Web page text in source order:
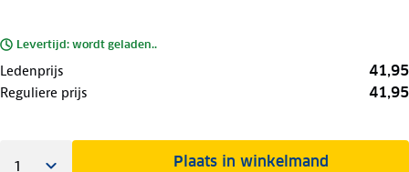
Levertijd: wordt geladen..
Ledenprijs 41,95
Reguliere prijs 41,95
Plaats in winkelmand